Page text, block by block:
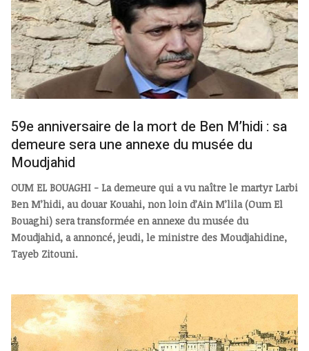
59e anniversaire de la mort de Ben M’hidi : sa
demeure sera une annexe du musée du
Moudjahid
OUM EL BOUAGHI - La demeure qui a vu naître le martyr Larbi
Ben M’hidi, au douar Kouahi, non loin d’Ain M’lila (Oum El
Bouaghi) sera transformée en annexe du musée du
Moudjahid, a annoncé, jeudi, le ministre des Moudjahidine,
Tayeb Zitouni.